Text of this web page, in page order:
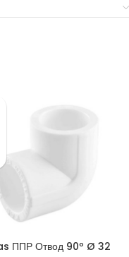
ППР Отвод 90º Ø 32